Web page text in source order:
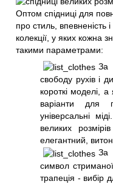
Оптом спідниці для
про стиль,
колекції, у яких кожна
такими параметрами:
За
свободу рухів і
короткі моделі,
варіанти для
універсальні
великих
елегантний,
За
символ
трапеція - вибір